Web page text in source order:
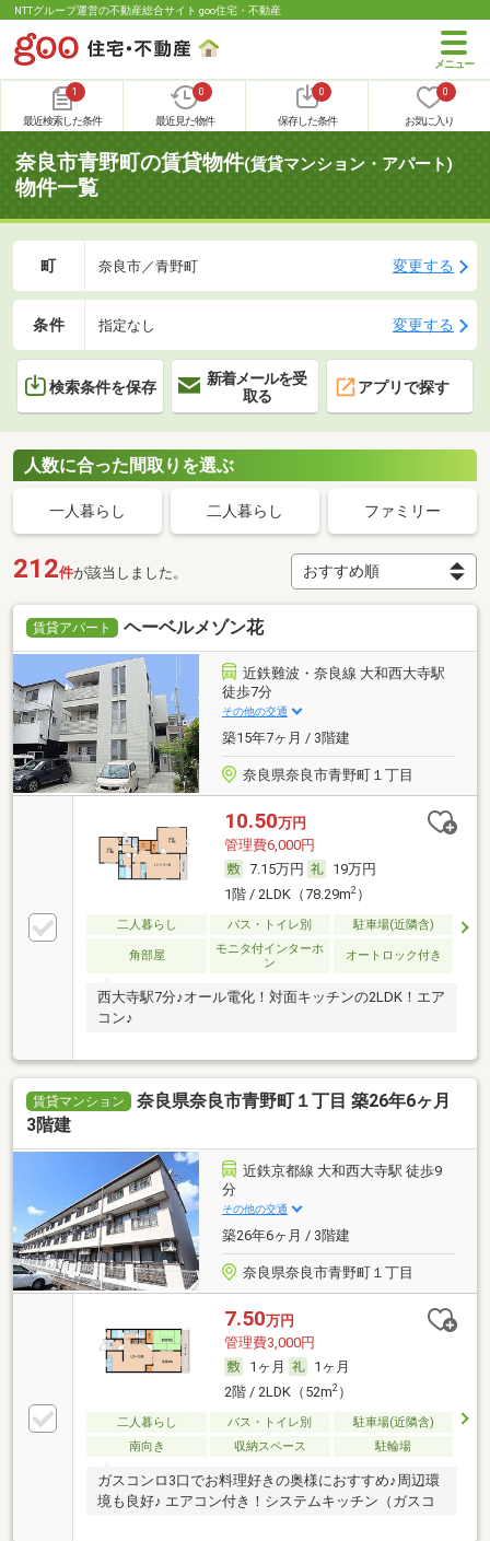
NTTグループ運営の不動産総合サイト goo住宅・不動産
1
最近検索した条件
0
最近見た物件
0
保存した条件
0
お気に入り
奈良市青野町の賃貸物件(賃貸マンション・アパート)
物件一覧
町 奈良市／青野町 変更する
条件 指定なし 変更する
検索条件を保存
新着メールを受
取る
アプリで探す
人数に合った間取りを選ぶ
一人暮らし 二人暮らし ファミリー
212件が該当しました。
賃貸アパート ヘーベルメゾン花
近鉄難波・奈良線 大和西大寺駅
徒歩7分
その他の交通
築15年7ヶ月 / 3階建
奈良県奈良市青野町１丁目
10.50万円
管理費6,000円
7.15万円
19万円
1階 / 2LDK（78.29m2）
二人暮らし バス・トイレ別 駐車場(近隣含)
角部屋
モニタ付インターホ
ン
オートロック付き
西大寺駅7分♪オール電化！対面キッチンの2LDK！エア
コン♪
賃貸マンション
奈良県奈良市青野町１丁目 築26年6ヶ月
3階建
近鉄京都線 大和西大寺駅 徒歩9
分
その他の交通
築26年6ヶ月 / 3階建
奈良県奈良市青野町１丁目
7.50万円
管理費3,000円
1ヶ月
1ヶ月
2階 / 2LDK（52m2）
二人暮らし バス・トイレ別
駐車場(近隣含)
南向き
収納スペース 駐輪場
ガスコンロ3口でお料理好きの奥様におすすめ♪周辺環
境も良好♪ エアコン付き！システムキッチン（ガスコ